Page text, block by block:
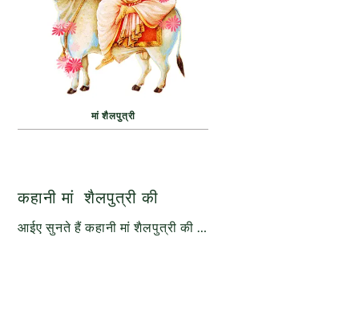
मां शैलपुत्री
कहानी मां शैलपुत्री की
आईए सुनते हैं कहानी मां शैलपुत्री की …